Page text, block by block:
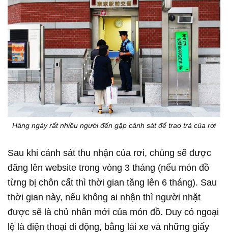
Hàng ngày rất nhiều người đến gặp cảnh sát để trao trả của rơi
Sau khi cảnh sát thu nhận của rơi, chúng sẽ được
đăng lên website trong vòng 3 tháng (nếu món đồ
từng bị chôn cất thì thời gian tăng lên 6 tháng). Sau
thời gian này, nếu không ai nhận thì người nhặt
được sẽ là chủ nhân mới của món đồ. Duy có ngoại
lệ là điện thoại di động, bằng lái xe và những giấy